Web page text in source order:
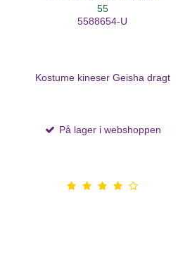
55
5588654-U
Kostume kineser Geisha dragt
På lager i webshoppen